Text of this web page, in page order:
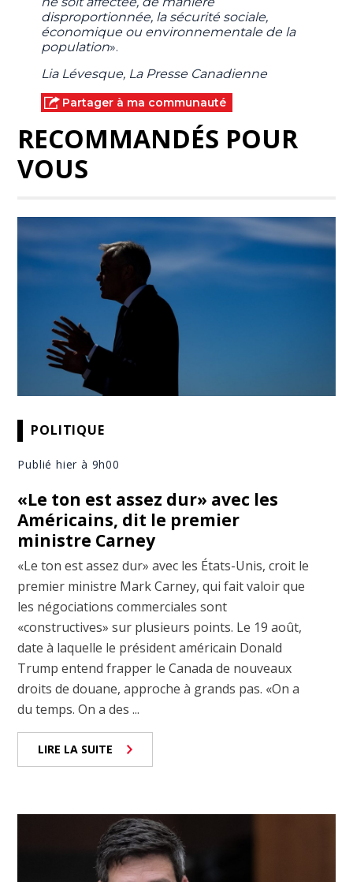
disproportionnée, la sécurité sociale,
économique ou environnementale de la
population».
Lia Lévesque, La Presse Canadienne
Partager à ma communauté
RECOMMANDÉS POUR
VOUS
POLITIQUE
Publié hier à 9h00
«Le ton est assez dur» avec les
Américains, dit le premier
ministre Carney
«Le ton est assez dur» avec les États-Unis, croit le
premier ministre Mark Carney, qui fait valoir que
les négociations commerciales sont
«constructives» sur plusieurs points. Le 19 août,
date à laquelle le président américain Donald
Trump entend frapper le Canada de nouveaux
droits de douane, approche à grands pas. «On a
du temps. On a des ...
LIRE LA SUITE